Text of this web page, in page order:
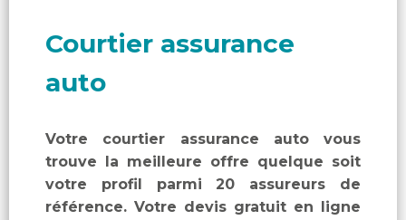
Assurance entreprise
Courtier assurance
auto
Votre courtier assurance auto vous
trouve la meilleure offre quelque soit
votre profil parmi 20 assureurs de
référence. Votre devis gratuit en ligne